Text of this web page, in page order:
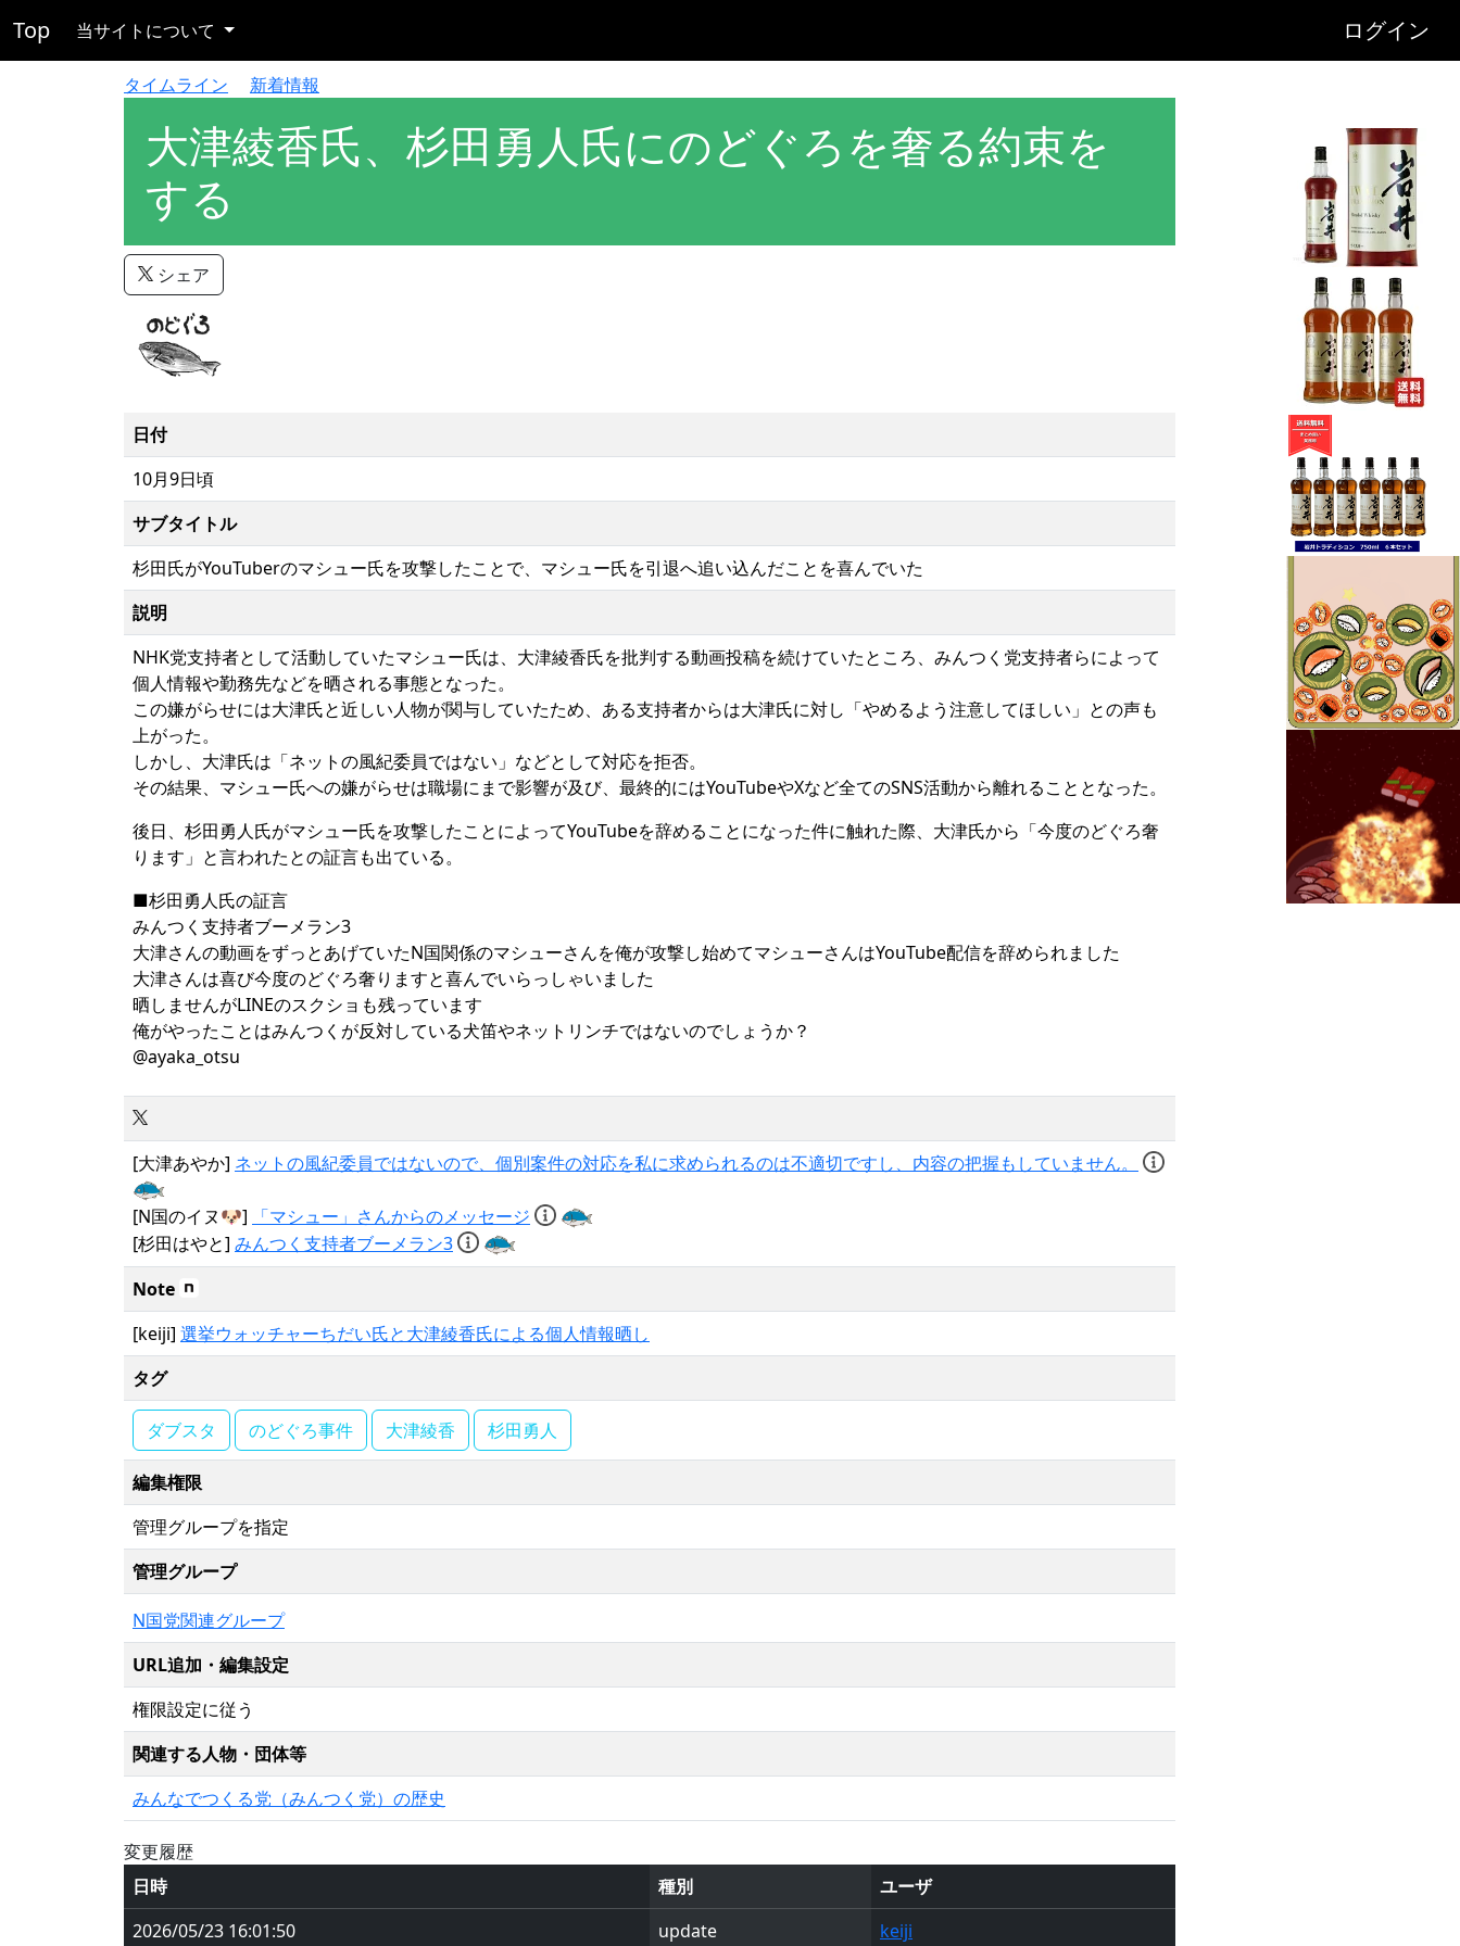
Top 当サイトについて ログイン
タイムライン 新着情報
大津綾香氏、杉田勇人氏にのどぐろを奢る約束を
する
シェア
日付
10月9日頃
サブタイトル
杉田氏がYouTuberのマシュー氏を攻撃したことで、マシュー氏を引退へ追い込んだことを喜んでいた
説明
NHK党支持者として活動していたマシュー氏は、大津綾香氏を批判する動画投稿を続けていたところ、みんつく党支持者らによって
個人情報や勤務先などを晒される事態となった。
この嫌がらせには大津氏と近しい人物が関与していたため、ある支持者からは大津氏に対し「やめるよう注意してほしい」との声も
上がった。
しかし、大津氏は「ネットの風紀委員ではない」などとして対応を拒否。
その結果、マシュー氏への嫌がらせは職場にまで影響が及び、最終的にはYouTubeやXなど全てのSNS活動から離れることとなった。
後日、杉田勇人氏がマシュー氏を攻撃したことによってYouTubeを辞めることになった件に触れた際、大津氏から「今度のどぐろ奢
ります」と言われたとの証言も出ている。
■杉田勇人氏の証言
みんつく支持者ブーメラン3
大津さんの動画をずっとあげていたN国関係のマシューさんを俺が攻撃し始めてマシューさんはYouTube配信を辞められました
大津さんは喜び今度のどぐろ奢りますと喜んでいらっしゃいました
晒しませんがLINEのスクショも残っています
俺がやったことはみんつくが反対している犬笛やネットリンチではないのでしょうか？
@ayaka_otsu
[大津あやか] ネットの風紀委員ではないので、個別案件の対応を私に求められるのは不適切ですし、内容の把握もしていません。
[N国のイヌ🐶]
「マシュー」さんからのメッセージ
[杉田はやと] みんつく支持者ブーメラン3
Note
[keiji] 選挙ウォッチャーちだい氏と大津綾香氏による個人情報晒し
タグ
ダブスタ のどぐろ事件 大津綾香 杉田勇人
編集権限
管理グループを指定
管理グループ
N国党関連グループ
URL追加・編集設定
権限設定に従う
関連する人物・団体等
みんなでつくる党（みんつく党）の歴史
変更履歴
日時
種別
ユーザ
2026/05/23 16:01:50
update keiji